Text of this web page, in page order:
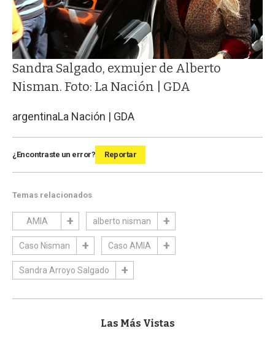
Sandra Salgado, exmujer de Alberto
Nisman. Foto: La Nación | GDA
argentinaLa Nación | GDA
¿Encontraste un error? Reportar
Temas relacionados
AMIA alberto nisman
Caso Nisman Caso AMIA
Sandra Arroyo Salgado
Las Más Vistas